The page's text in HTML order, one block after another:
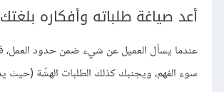
أعد صياغة طلباته وأفكاره
عندما يسأل العميل عن شيء ضمن حدود العمل،
سوء الفهم، ويجنبك كذلك الطلبات الهشّة (حيث